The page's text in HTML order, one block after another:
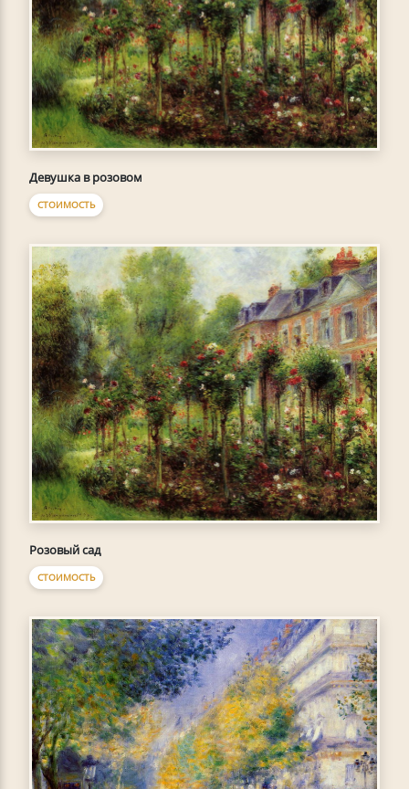
Девушка в розовом
СТОИМОСТЬ
Розовый сад
СТОИМОСТЬ